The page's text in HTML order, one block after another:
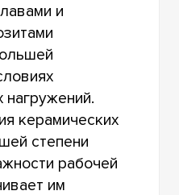
и
нагружений.
керамических
степени
рабочей
им